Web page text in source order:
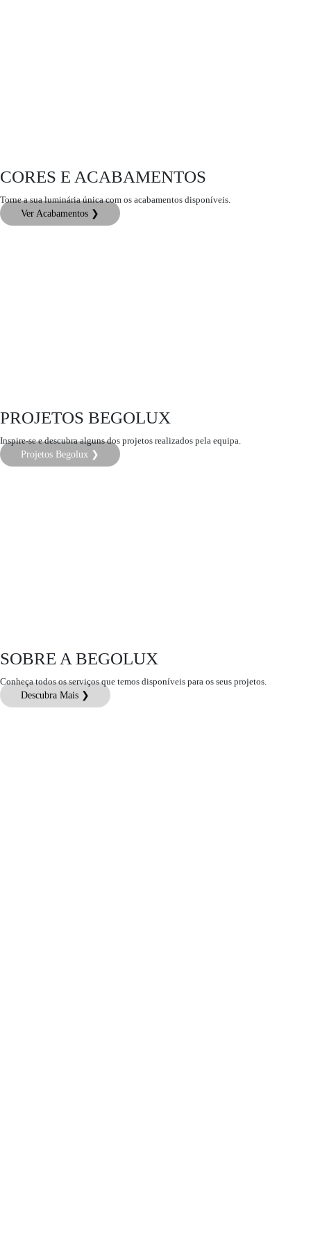
CORES E ACABAMENTOS
Torne a sua luminária única com os acabamentos disponíveis.
Ver Acabamentos ❯
PROJETOS BEGOLUX
Inspire-se e descubra alguns dos projetos realizados pela equipa.
Projetos Begolux ❯
SOBRE A BEGOLUX
Conheça todos os serviços que temos disponíveis para os seus projetos.
Descubra Mais ❯